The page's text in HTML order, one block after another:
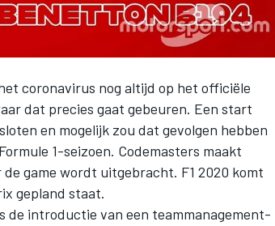
coronavirus nog altijd op het officiële
dat precies gaat gebeuren. Een start
en mogelijk zou dat gevolgen hebben
1-seizoen. Codemasters maakt
game wordt uitgebracht. F1 2020 komt
gepland staat.
de introductie van een teammanagement-